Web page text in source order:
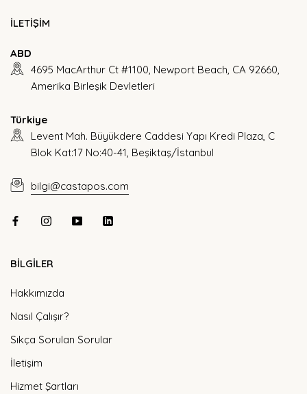
İLETİŞİM
ABD
4695 MacArthur Ct #1100, Newport Beach, CA 92660,
Amerika Birleşik Devletleri
Türkiye
Levent Mah. Büyükdere Caddesi Yapı Kredi Plaza, C
Blok Kat:17 No:40-41, Beşiktaş/İstanbul
bilgi@castapos.com
BİLGİLER
Hakkımızda
Nasıl Çalışır?
Sıkça Sorulan Sorular
İletişim
Hizmet Şartları